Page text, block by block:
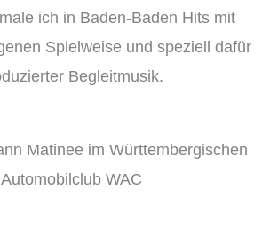
ich in Baden-Baden Hits mit
Spielweise und speziell dafür
Begleitmusik.